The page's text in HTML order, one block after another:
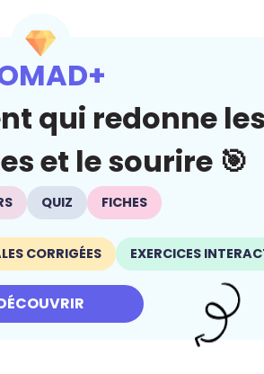
qui redonne les
et le sourire 🎯
QUIZ FICHES
CORRIGÉES EXERCICES